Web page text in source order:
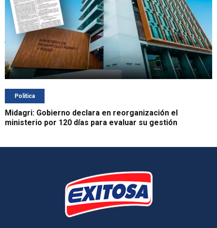
Política
Midagri: Gobierno declara en reorganización el
ministerio por 120 días para evaluar su gestión